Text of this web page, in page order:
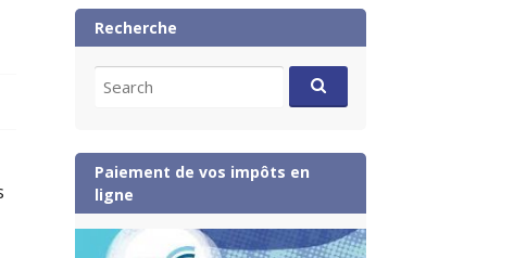
Recherche
for:
Paiement de vos impôts en
ligne